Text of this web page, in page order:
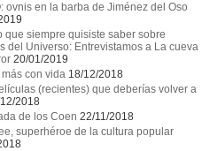
ovnis en la barba de Jiménez del Oso
que siempre quisiste saber sobre
del Universo: Entrevistamos a La cueva
20/01/2019
con vida 18/12/2018
(recientes) que deberías volver a
2018
de los Coen 22/11/2018
superhéroe de la cultura popular